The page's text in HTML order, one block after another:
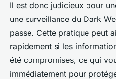
Il est donc judicieux pour
une surveillance du Dark
passe. Cette pratique peut
rapidement si les
été compromises, ce qui
immédiatement pour